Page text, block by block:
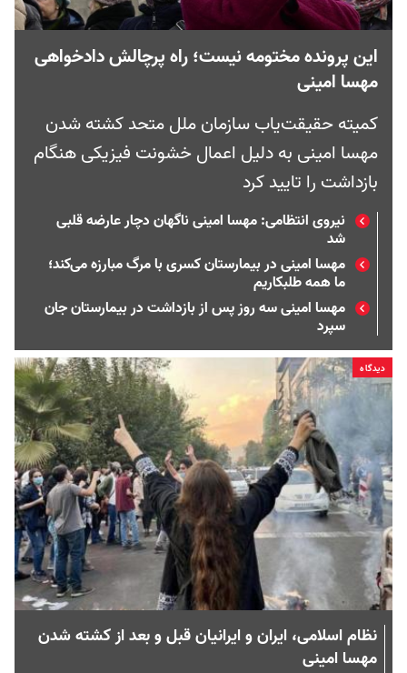
این پرونده مختومه نیست؛ راه پرچالش دادخواهی
مهسا امینی
کمیته حقیقت‌یاب سازمان ملل متحد کشته شدن
مهسا امینی به دلیل اعمال خشونت فیزیکی هنگام
بازداشت را تایید کرد
نیروی انتظامی: مهسا امینی ناگهان دچار عارضه قلبی
شد
مهسا امینی در بیمارستان کسری با مرگ مبارزه می‌کند؛
ما همه طلبکاریم
مهسا امینی سه روز پس از بازداشت در بیمارستان جان
سپرد
دیدگاه
نظام اسلامی، ایران و ایرانیان قبل و بعد از کشته شدن
مهسا امینی